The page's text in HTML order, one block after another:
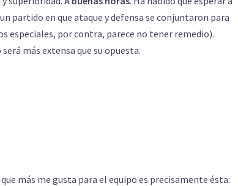
partido en que ataque y defensa se conjuntaron para
especiales, por contra, parece no tener remedio).
más extensa que su opuesta.
más me gusta para el equipo es precisamente ésta: